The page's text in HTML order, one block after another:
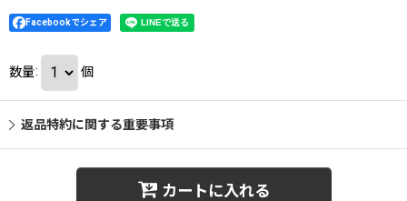
Facebookでシェア
数量: 個
返品特約に関する重要事項
カートに入れる